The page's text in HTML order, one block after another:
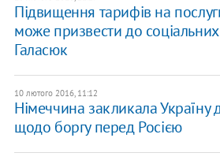
Підвищення тарифів на
може призвести до соціальних
Галасюк
10 лютого 2016, 11:12
Німеччина закликала Україну
щодо боргу перед Росією